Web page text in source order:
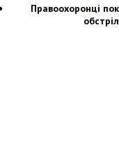
Правоохоронці